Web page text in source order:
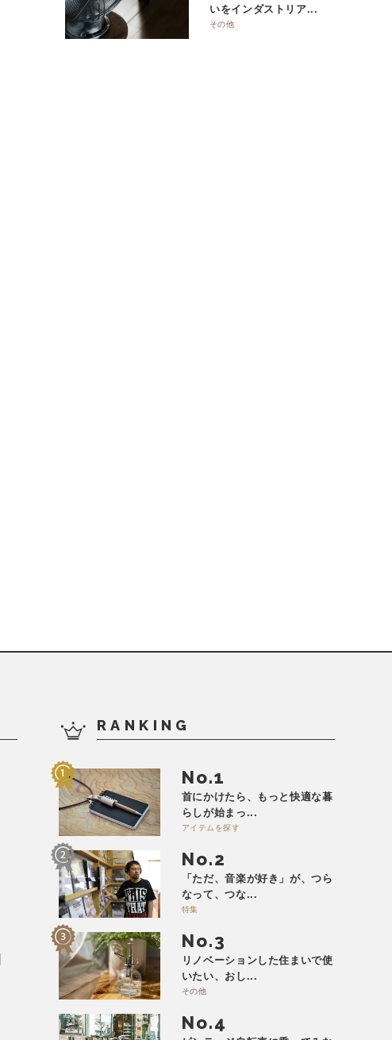
いをインダストリア...
その他
RANKING
No.
首にかけたら、もっと快適な暮
らしが始まっ...
アイテムを探す
No.
「ただ、音楽が好き」が、つら
なって、つな...
特集
No.
リノベーションした住まいで使
いたい、おし...
その他
No.